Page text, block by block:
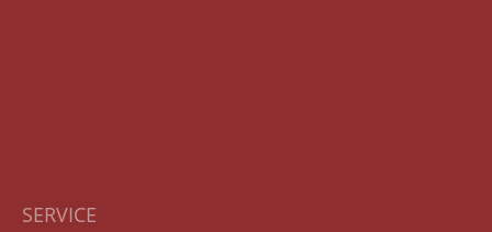
SERVICE